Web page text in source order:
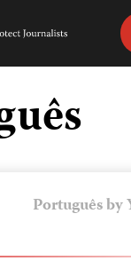
Português by